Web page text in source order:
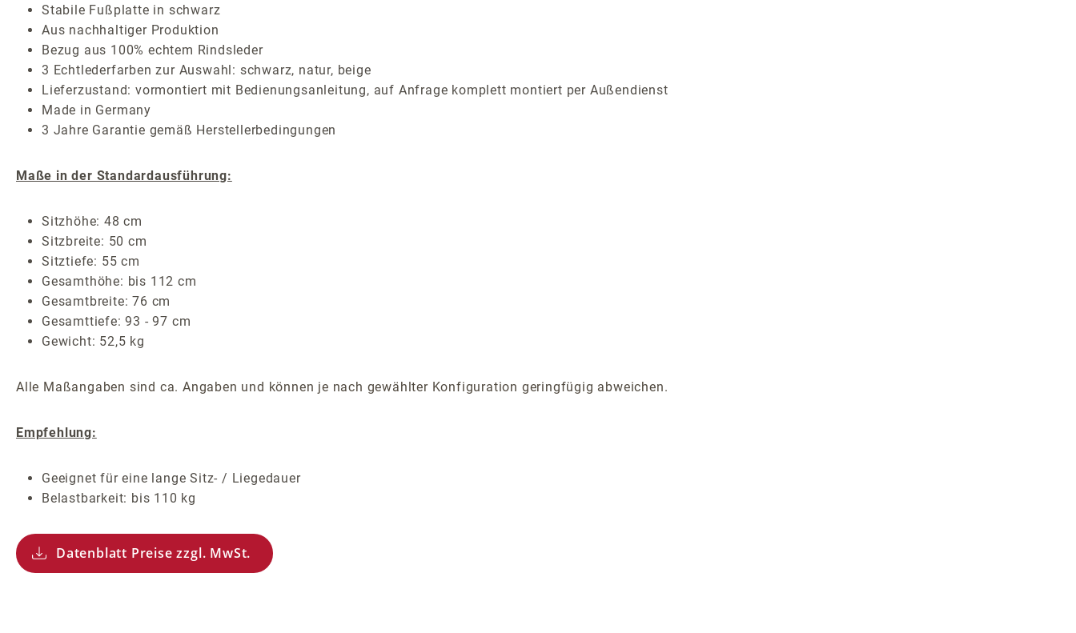
Stabile Fußplatte in schwarz
Aus nachhaltiger Produktion
Bezug aus 100% echtem Rindsleder
3 Echtlederfarben zur Auswahl: schwarz, natur, beige
Lieferzustand: vormontiert mit Bedienungsanleitung, auf Anfrage komplett montiert per Außendienst
Made in Germany
3 Jahre Garantie gemäß Herstellerbedingungen
Maße in der Standardausführung:
Sitzhöhe: 48 cm
Sitzbreite: 50 cm
Sitztiefe: 55 cm
Gesamthöhe: bis 112 cm
Gesamtbreite: 76 cm
Gesamttiefe: 93 - 97 cm
Gewicht: 52,5 kg
Alle Maßangaben sind ca. Angaben und können je nach gewählter Konfiguration geringfügig abweichen.
Empfehlung:
Geeignet für eine lange Sitz- / Liegedauer
Belastbarkeit: bis 110 kg
Datenblatt Preise zzgl. MwSt.